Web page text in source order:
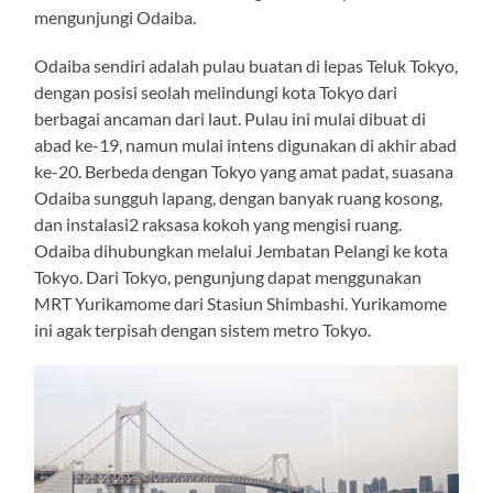
mengunjungi Odaiba.
Odaiba sendiri adalah pulau buatan di lepas Teluk Tokyo,
dengan posisi seolah melindungi kota Tokyo dari
berbagai ancaman dari laut. Pulau ini mulai dibuat di
abad ke-19, namun mulai intens digunakan di akhir abad
ke-20. Berbeda dengan Tokyo yang amat padat, suasana
Odaiba sungguh lapang, dengan banyak ruang kosong,
dan instalasi2 raksasa kokoh yang mengisi ruang.
Odaiba dihubungkan melalui Jembatan Pelangi ke kota
Tokyo. Dari Tokyo, pengunjung dapat menggunakan
MRT Yurikamome dari Stasiun Shimbashi. Yurikamome
ini agak terpisah dengan sistem metro Tokyo.